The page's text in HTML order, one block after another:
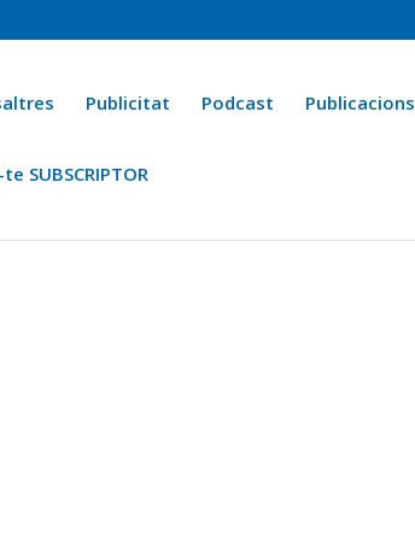
Publicitat Podcast Publicacions
SUBSCRIPTOR
Ara fa 25 anys